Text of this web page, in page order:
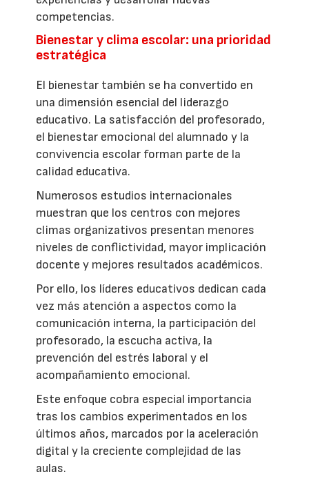
competencias.
Bienestar y clima escolar: una prioridad
estratégica
El bienestar también se ha convertido en
una dimensión esencial del liderazgo
educativo. La satisfacción del profesorado,
el bienestar emocional del alumnado y la
convivencia escolar forman parte de la
calidad educativa.
Numerosos estudios internacionales
muestran que los centros con mejores
climas organizativos presentan menores
niveles de conflictividad, mayor implicación
docente y mejores resultados académicos.
Por ello, los líderes educativos dedican cada
vez más atención a aspectos como la
comunicación interna, la participación del
profesorado, la escucha activa, la
prevención del estrés laboral y el
acompañamiento emocional.
Este enfoque cobra especial importancia
tras los cambios experimentados en los
últimos años, marcados por la aceleración
digital y la creciente complejidad de las
aulas.